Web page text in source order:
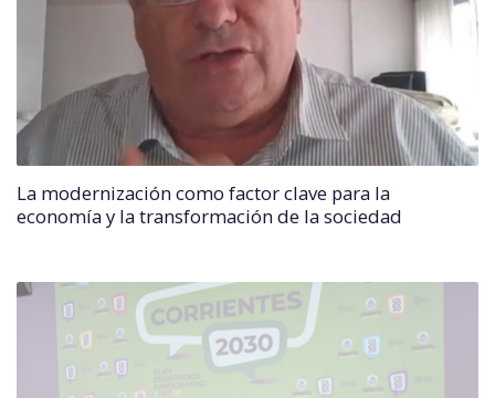
La modernización como factor clave para la
economía y la transformación de la sociedad